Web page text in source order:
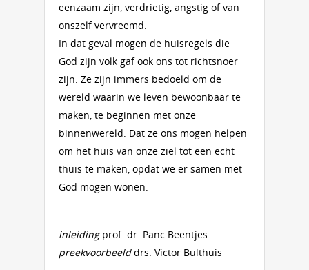
eenzaam zijn, verdrietig, angstig of van
onszelf vervreemd.
In dat geval mogen de huisregels die
God zijn volk gaf ook ons tot richtsnoer
zijn. Ze zijn immers bedoeld om de
wereld waarin we leven bewoonbaar te
maken, te beginnen met onze
binnenwereld. Dat ze ons mogen helpen
om het huis van onze ziel tot een echt
thuis te maken, opdat we er samen met
God mogen wonen.
inleiding prof. dr. Panc Beentjes
preekvoorbeelddrs. Victor Bulthuis